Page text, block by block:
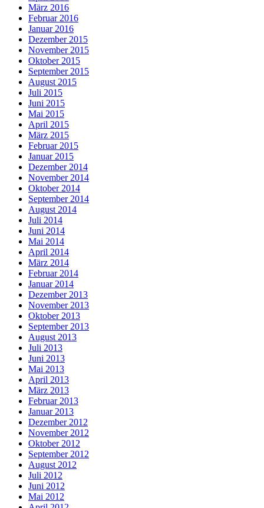
März 2016
Februar 2016
Januar 2016
Dezember 2015
November 2015
Oktober 2015
September 2015
August 2015
Juli 2015
Juni 2015
Mai 2015
April 2015
März 2015
Februar 2015
Januar 2015
Dezember 2014
November 2014
Oktober 2014
September 2014
August 2014
Juli 2014
Juni 2014
Mai 2014
April 2014
März 2014
Februar 2014
Januar 2014
Dezember 2013
November 2013
Oktober 2013
September 2013
August 2013
Juli 2013
Juni 2013
Mai 2013
April 2013
März 2013
Februar 2013
Januar 2013
Dezember 2012
November 2012
Oktober 2012
September 2012
August 2012
Juli 2012
Juni 2012
Mai 2012